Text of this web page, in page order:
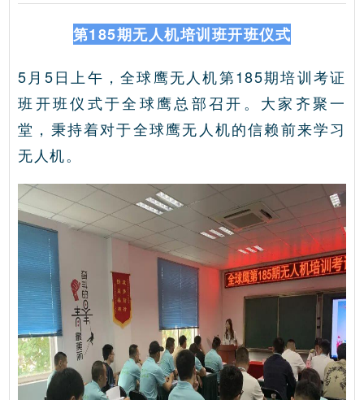
第185期无人机培训班开班仪式
5月5日上午，全球鹰无人机第185期培训考证
班开班仪式于全球鹰总部召开。大家齐聚一
堂，秉持着对于全球鹰无人机的信赖前来学习
无人机。